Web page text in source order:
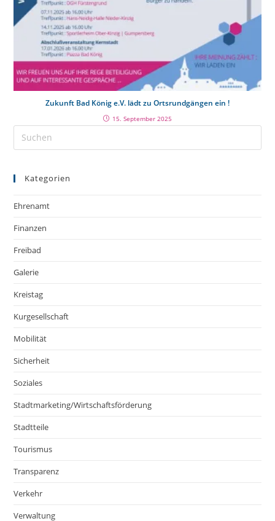
Zukunft Bad König e.V. lädt zu Ortsrundgängen ein !
15. September 2025
Kategorien
Ehrenamt
Finanzen
Freibad
Galerie
Kreistag
Kurgesellschaft
Mobilität
Sicherheit
Soziales
Stadtmarketing/Wirtschaftsförderung
Stadtteile
Tourismus
Transparenz
Verkehr
Verwaltung